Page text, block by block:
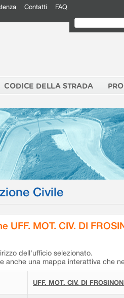
Contatti FAQ
CODICE DELLA STRADA
Civile
UFF. MOT. CIV. DI
dell'ufficio selezionato.
anche una mappa interattiva che
UFF. MOT. CIV. DI